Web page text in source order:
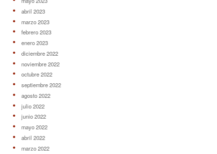
abril 2023
marzo 2023
febrero 2023
enero 2023
diciembre 2022
noviembre 2022
octubre 2022
septiembre 2022
agosto 2022
julio 2022
junio 2022
mayo 2022
abril 2022
marzo 2022